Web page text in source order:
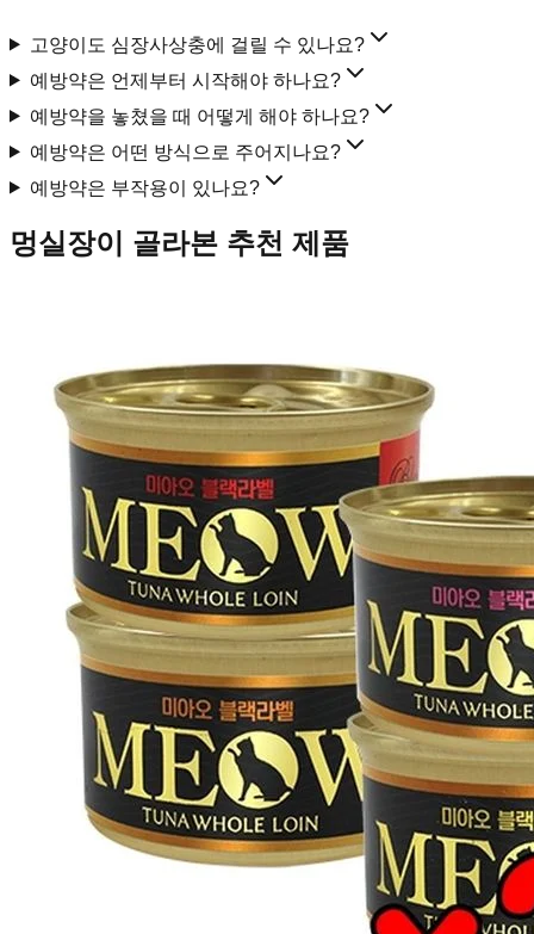
고양이도 심장사상충에 걸릴 수 있나요?
예방약은 언제부터 시작해야 하나요?
예방약을 놓쳤을 때 어떻게 해야 하나요?
예방약은 어떤 방식으로 주어지나요?
예방약은 부작용이 있나요?
멍실장이 골라본 추천 제품